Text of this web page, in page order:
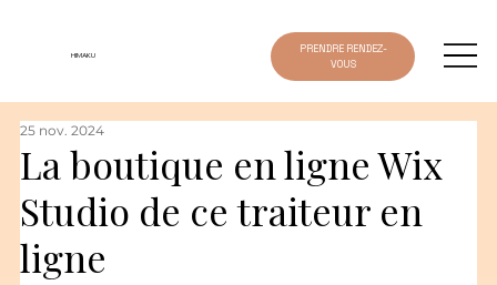
HIMAKU
PRENDRE RENDEZ-
VOUS
La boutique en ligne Wix
Studio de ce traiteur en
ligne
25 nov. 2024